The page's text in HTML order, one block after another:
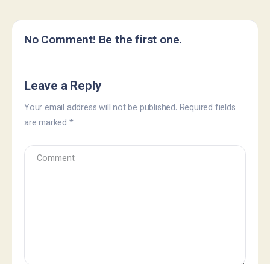
No Comment! Be the first one.
Leave a Reply
Your email address will not be published. Required fields
are marked *